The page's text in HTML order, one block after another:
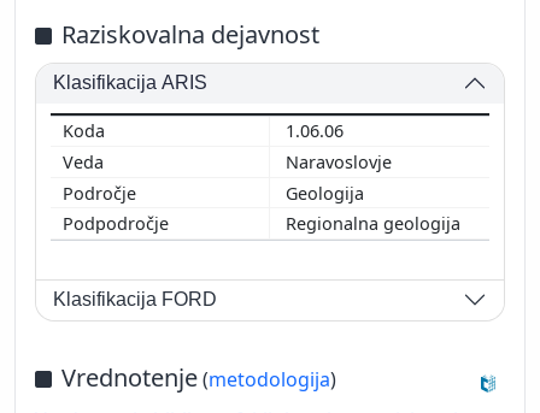
Raziskovalna dejavnost
Klasifikacija ARIS
1.06.06
Naravoslovje
Geologija
Regionalna geologija
Klasifikacija FORD
Vrednotenje(metodologija)